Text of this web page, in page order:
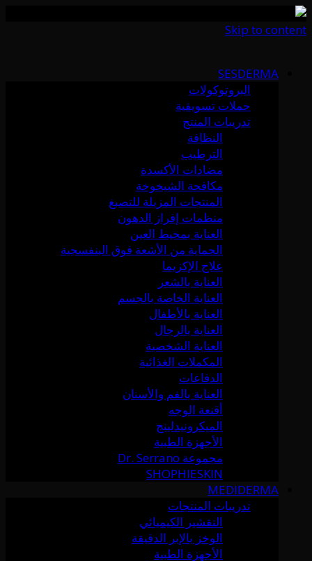
Skip to content
SESDERMA
البروتوكولات
حملات تسويقية
تدريبات المنتج
النظافة
الترطيب
مضادات الأكسدة
مكافحة الشيخوخة
المنتجات المزيلة للتصبغ
منظمات إفراز الدهون
العناية بمحيط العين
الحماية من الأشعة فوق البنفسجية
علاج الإكزيما
العناية بالشعر
العناية الخاصة بالجسم
العناية بالأطفال
العناية بالرجال
العناية الشخصية
المكملات الغذائية
الدفاعات
العناية بالفم والأسنان
أقنعة الوجه
الميكرونيدلينج
الأجهزة الطبية
مجموعة Dr. Serrano
SHOPHIESKIN
MEDIDERMA
تدريبات المنتجات
التقشير الكيميائي
الوخز بالإبر الدقيقة
الأجهزة الطبية